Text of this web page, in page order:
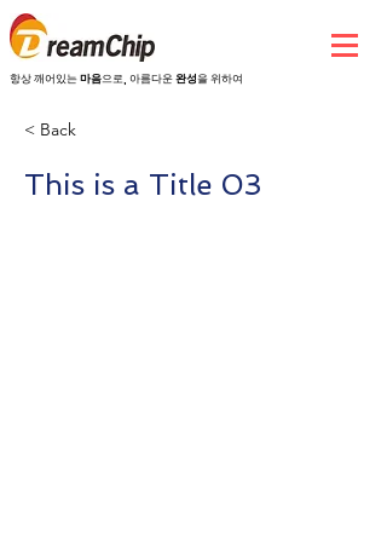
항상 깨어있는마음으로, 아름다운완성을 위하여
< Back
This is a Title 03